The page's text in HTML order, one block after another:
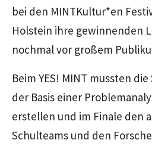
bei den MINTKultur*en
Holstein ihre gewinnenden
nochmal vor großem
Beim YES! MINT mussten
der Basis einer
erstellen und im Finale den
Schulteams und den